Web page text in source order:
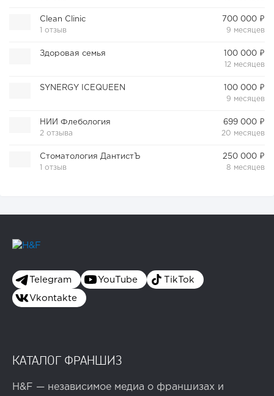
Clean Clinic
1 отзыв
700 000 ₽
9 месяцев
Здоровая семья
100 000 ₽
12 месяцев
SYNERGY ICEQUEEN
100 000 ₽
9 месяцев
НИИ Флебология
2 отзыва
699 000 ₽
20 месяцев
Стоматология ДантистЪ
1 отзыв
250 000 ₽
8 месяцев
Telegram YouTube TikTok
Vkontakte
КАТАЛОГ ФРАНШИЗ
H&F — независимое медиа о франшизах и